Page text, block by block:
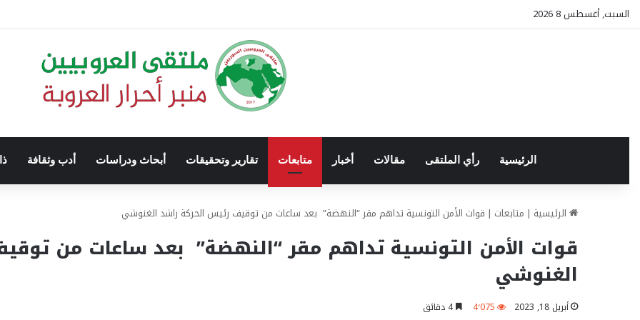
السبت, أغسطس 8 2026
الرئيسية رأي الملتقى مقالات أخبار متابعات تقارير وتحقيقات أبحاث ودراسات أدب وثقافة
الرئيسية | متابعات | قوات الأمن التونسية تداهم مقر “النهضة” بعد ساعات من توقيف رئيس الحركة راشد الغنوشي
قوات الأمن التونسية تداهم مقر “النهضة” بعد ساعات من
الغنوشي
أبريل 18, 2023 4٬075